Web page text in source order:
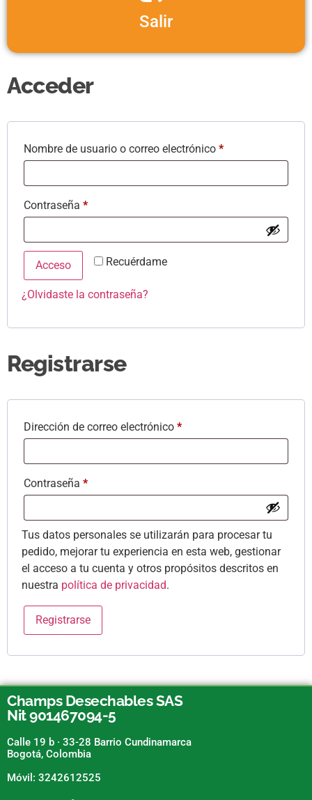
Salir
Acceder
Nombre de usuario o correo electrónico *
Contraseña *
Recuérdame
Acceso
¿Olvidaste la contraseña?
Registrarse
Dirección de correo electrónico *
Contraseña *
Tus datos personales se utilizarán para procesar tu
pedido, mejorar tu experiencia en esta web, gestionar
el acceso a tu cuenta y otros propósitos descritos en
nuestra política de privacidad.
Registrarse
Champs Desechables SAS
Nit 901467094-5
Calle 19 b · 33-28 Barrio Cundinamarca
Bogotá, Colombia
Móvil: 3242612525